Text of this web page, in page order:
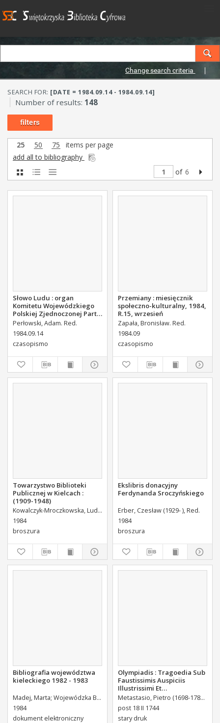
Change search criteria
SEARCH FOR: [DATE = 1984.09.14 - 1984.09.14]
Number of results: 148
filters
25 50 75
items per page
add all to bibliography
of 6
Słowo Ludu : organ
Komitetu Wojewódzkiego
Polskiej Zjednoczonej Partii
Robotniczej, 1984, R.XXXV,
nr 220
Perłowski, Adam. Red.
1984.09.14
czasopismo
Przemiany : miesięcznik
społeczno-kulturalny, 1984,
R.15, wrzesień
Zapała, Bronisław. Red.
1984.09
czasopismo
Towarzystwo Biblioteki
Publicznej w Kielcach :
(1909-1948)
Kowalczyk-Mroczkowska, Ludmiła. Oprac.
1984
broszura
Ekslibris donacyjny
Ferdynanda Sroczyńskiego
Erber, Czesław (1929- ), Red.
1984
broszura
Bibliografia województwa
kieleckiego 1982 - 1983
Madej, Marta Wojewódzka Biblioteka Publiczna (Kielce). Dział Informacji i Bibliografii Regionalnej
1984
dokument elektroniczny
Olympiadis : Tragoedia Sub
Faustissimis Auspiciis
Illustrissimi Et
Eccellentissimi Comitis De
Brühl Liberi Baronis de
Forste & de Pfoerthen [...]
Metastasio, Pietro (1698-1782)
post 18 II 1744
stary druk